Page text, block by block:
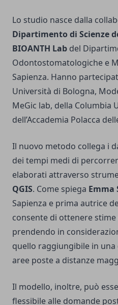
Lo studio nasce dalla
Dipartimento di Scienze
BIOANTH Lab del
Odontostomatologiche e
Sapienza. Hanno
Università di Bologna,
MeGic lab, della Columbia
dell’Accademia Polacca
Il nuovo metodo collega i
dei tempi medi di
elaborati attraverso
QGIS. Come spiega Emma
Sapienza e prima autrice
consente di ottenere
prendendo in
quello raggiungibile in
aree poste a distanze
Il modello, inoltre, può
flessibile alle domande